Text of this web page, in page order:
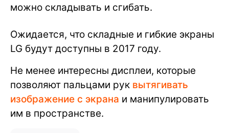
можно складывать и сгибать.
Ожидается, что складные и гибкие экраны
LG будут доступны в 2017 году.
Не менее интересны дисплеи, которые
позволяют пальцами рук вытягивать
изображение с экрана и манипулировать
им в пространстве.